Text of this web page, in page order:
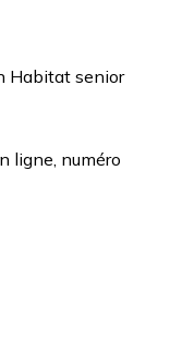
Habitat senior
ligne, numéro